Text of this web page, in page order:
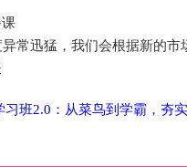
常迅猛，我们会根据新的